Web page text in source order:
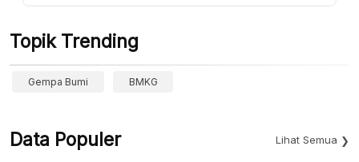
Topik Trending
Gempa Bumi BMKG
Data Populer Lihat Semua